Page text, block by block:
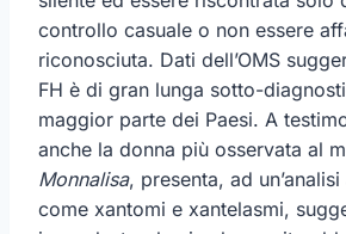
controllo casuale o non essere
riconosciuta. Dati dell’OMS
FH è di gran lunga sotto-
maggior parte dei Paesi. A
anche la donna più osservata al
Monnalisa, presenta, ad
come xantomi e xantelasmi,